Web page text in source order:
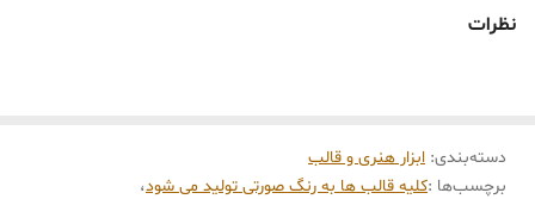
نظرات
دسته‌بندی: ابزار هنری و قالب
برچسب‌ها :کلیه قالب ها به رنگ صورتی تولید می شود،